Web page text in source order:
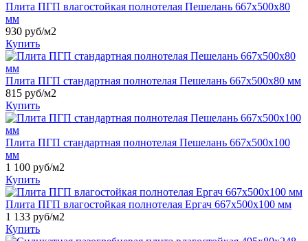
Плита ПГП влагостойкая полнотелая Пешелань 667x500x80
мм
930 руб/м2
Купить
Плита ПГП стандартная полнотелая Пешелань 667x500x80 мм
815 руб/м2
Купить
Плита ПГП стандартная полнотелая Пешелань 667x500x100
мм
1 100 руб/м2
Купить
Плита ПГП влагостойкая полнотелая Ергач 667x500x100 мм
1 133 руб/м2
Купить